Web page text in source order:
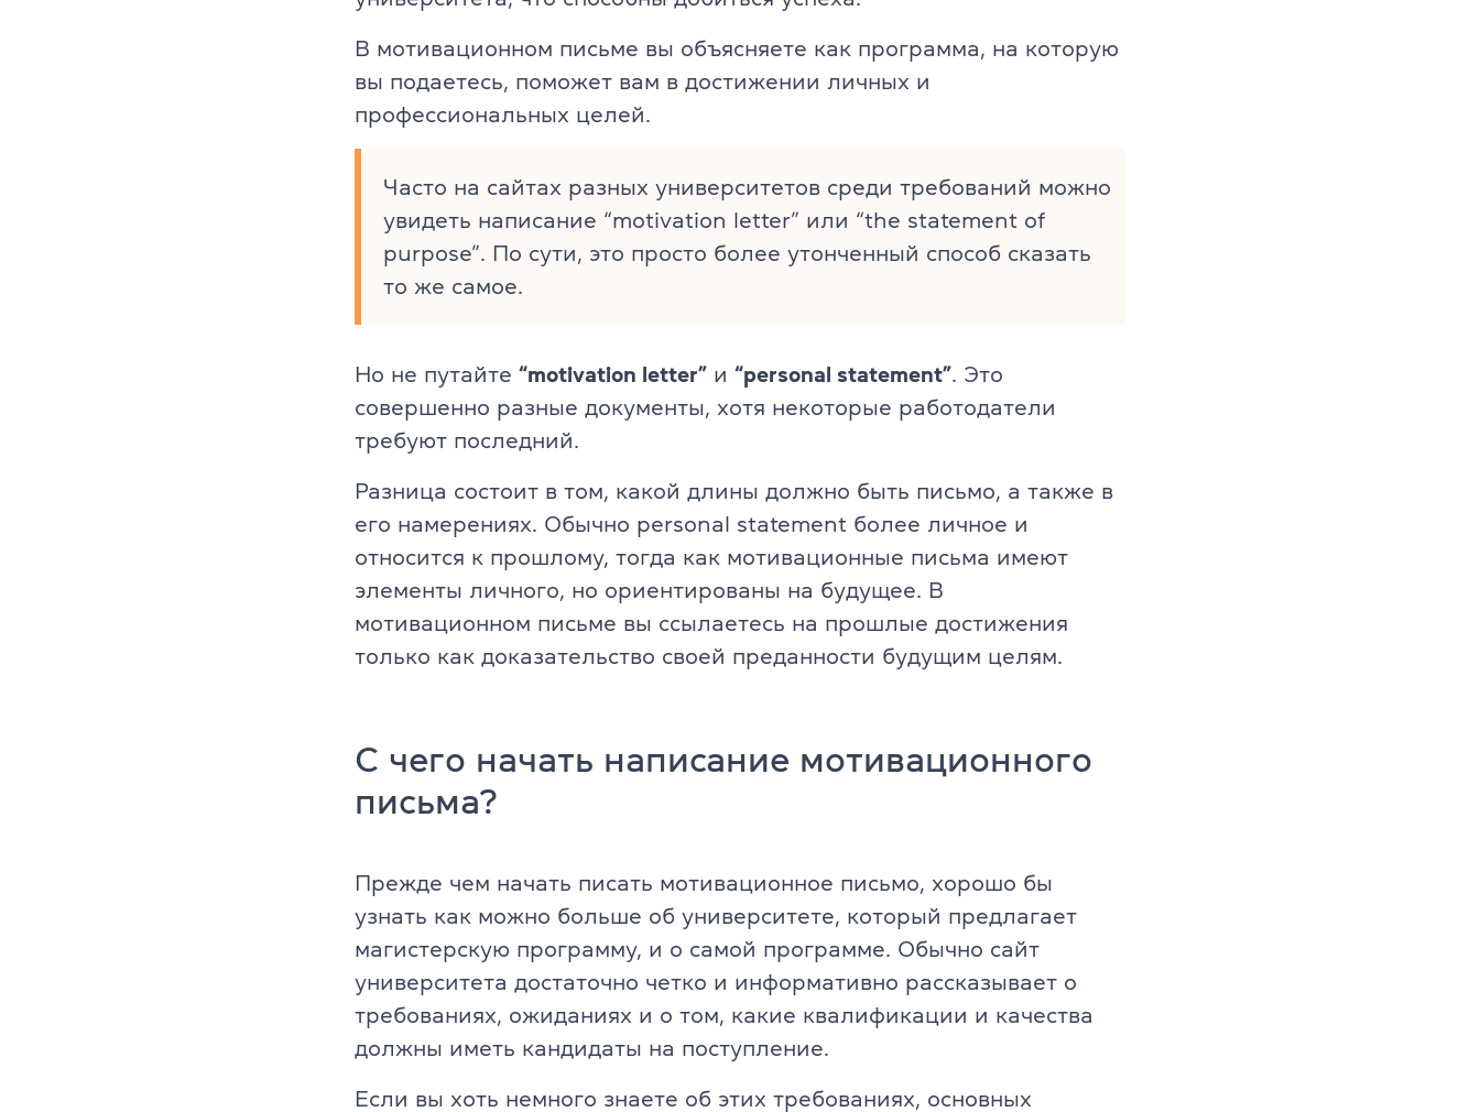
Блог
Партнеры
Контакты
Условия регистрации
Подготовка к IELTS
В мотивационном письме вы объясняете как программа, на которую
вы подаетесь, поможет вам в достижении личных и
профессиональных целей.
Часто на сайтах разных университетов среди требований можно
увидеть написание “motivation letter” или “the statement of
purpose”. По сути, это просто более утонченный способ сказать
то же самое.
Но не путайте “motivation letter” и “personal statement”. Это
совершенно разные документы, хотя некоторые работодатели
требуют последний.
Разница состоит в том, какой длины должно быть письмо, а также в
его намерениях. Обычно personal statement более личное и
относится к прошлому, тогда как мотивационные письма имеют
элементы личного, но ориентированы на будущее. В
мотивационном письме вы ссылаетесь на прошлые достижения
только как доказательство своей преданности будущим целям.
С чего начать написание мотивационного
письма?
Прежде чем начать писать мотивационное письмо, хорошо бы
узнать как можно больше об университете, который предлагает
магистерскую программу, и о самой программе. Обычно сайт
университета достаточно четко и информативно рассказывает о
требованиях, ожиданиях и о том, какие квалификации и качества
должны иметь кандидаты на поступление.
Если вы хоть немного знаете об этих требованиях, основных